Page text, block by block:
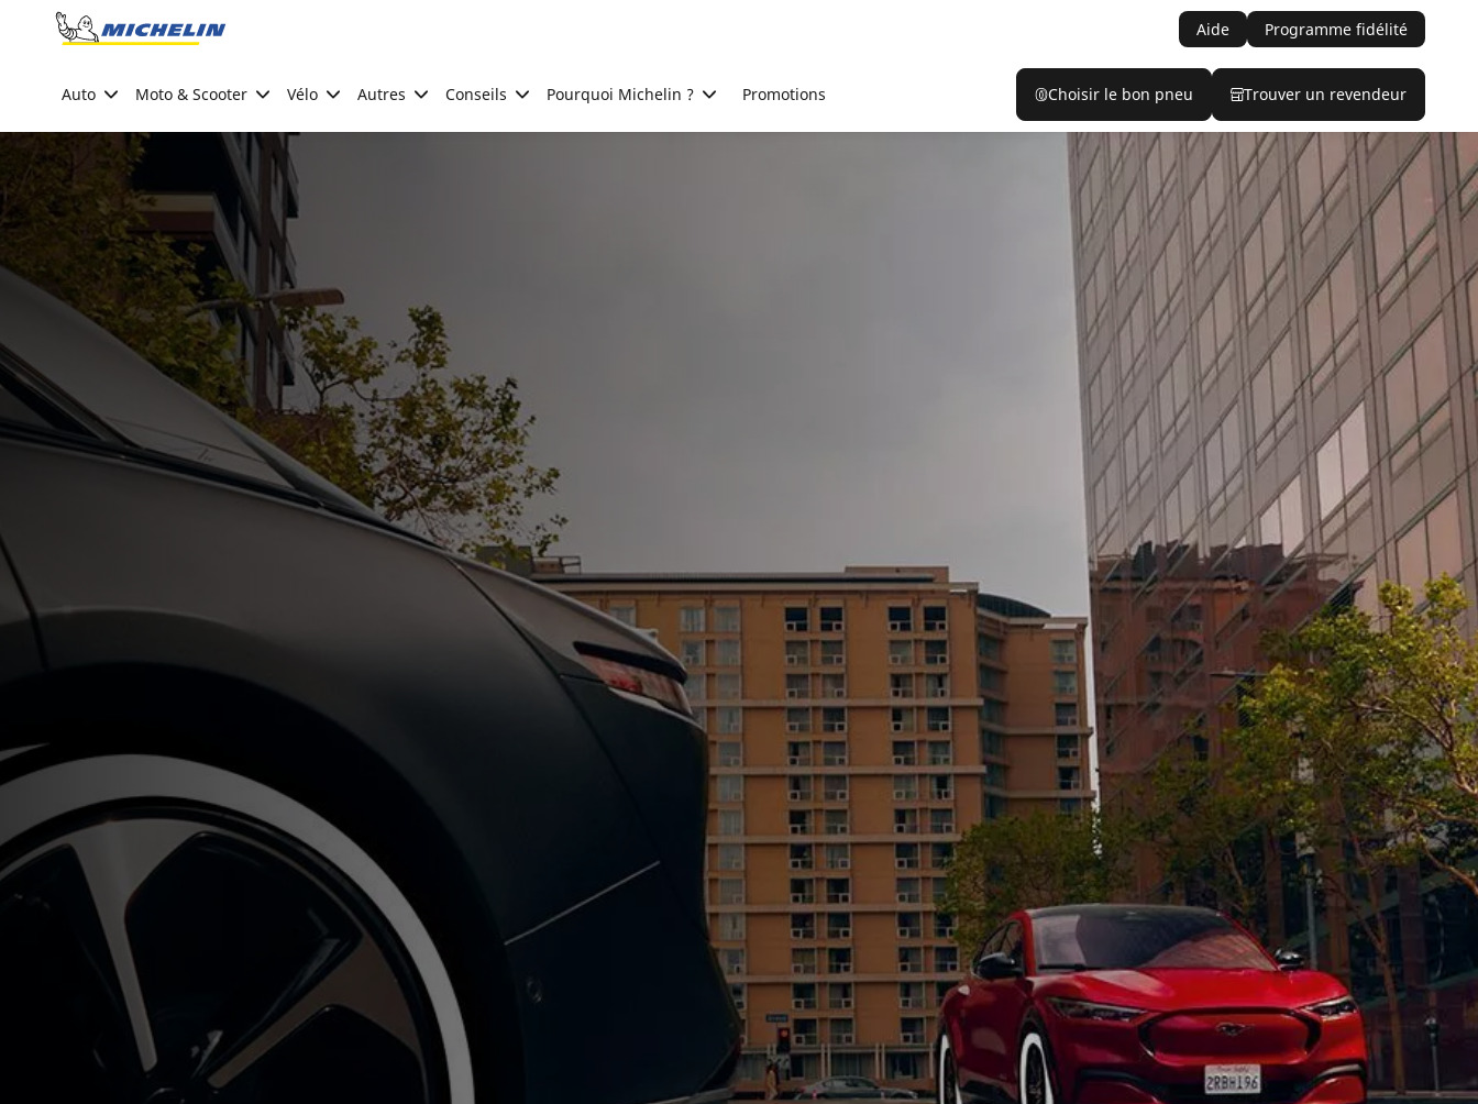
Go to page content
Aide Programme fidélité
Auto Moto & Scooter Vélo Autres Conseils Pourquoi Michelin ? Promotions Choisir le bon pneu Trouver un revendeur